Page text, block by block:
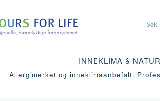
INNEKLIMA &
Allergimerket og inneklimaanbefalt.